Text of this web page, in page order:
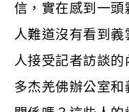
信，實在感到一
人難道沒有看到
人接受記者訪談
多杰羌佛辦公室